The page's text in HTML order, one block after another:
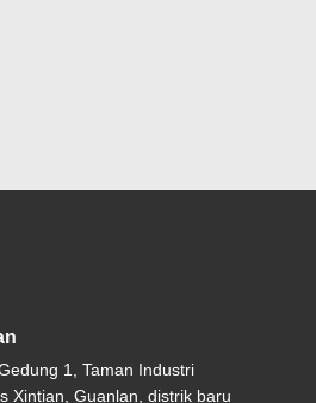
1, Taman Industri
Xintian, Guanlan, distrik baru